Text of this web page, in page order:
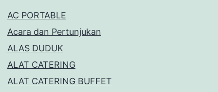
AC PORTABLE
Acara dan Pertunjukan
ALAS DUDUK
ALAT CATERING
ALAT CATERING BUFFET